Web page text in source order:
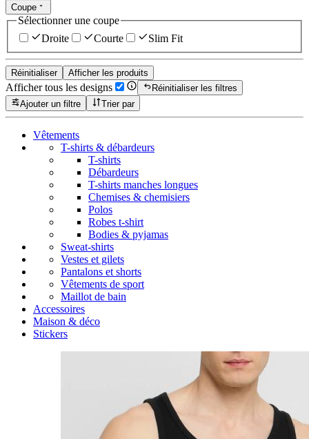
Coupe
Sélectionner une coupe
Droite
Courte Slim Fit
Réinitialiser Afficher les produits
Afficher tous les designs
Réinitialiser les filtres
Ajouter un filtre
Trier par
Vêtements
T-shirts & débardeurs
T-shirts
Débardeurs
T-shirts manches longues
Chemises & chemisiers
Polos
Robes t-shirt
Bodies & pyjamas
Sweat-shirts
Vestes et gilets
Pantalons et shorts
Vêtements de sport
Maillot de bain
Accessoires
Maison & déco
Stickers